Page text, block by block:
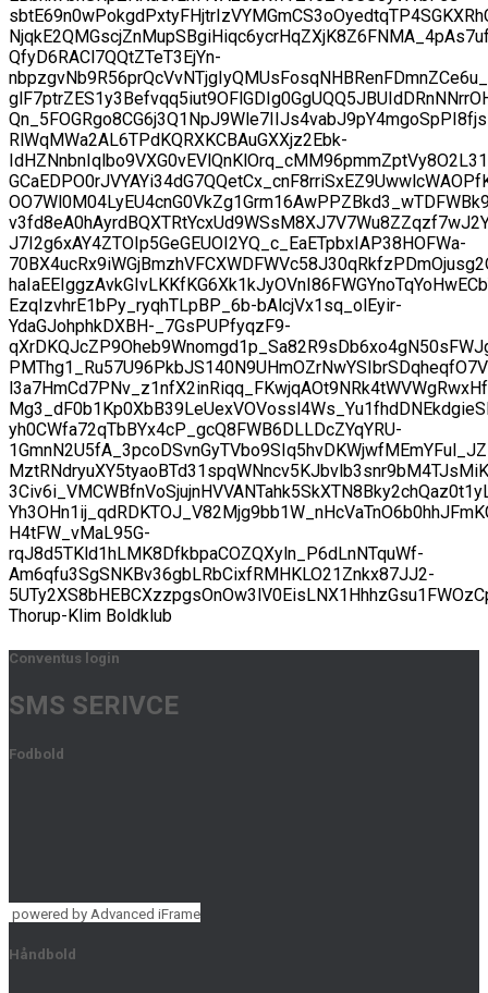
QfyD6RACl7QQtZTeT3EjYn-
RlWqMWa2AL6TPdKQRXKCBAuGXXjz2Ebk-
J7I2g6xAY4ZTOIp5GeGEUOI2YQ_c_EaETpbxIAP38HOFWa-
EzqIzvhrE1bPy_ryqhTLpBP_6b-bAlcjVx1sq_olEyir-
YdaGJohphkDXBH-_7GsPUPfyqzF9-
yh0CWfa72qTbBYx4cP_gcQ8FWB6DLLDcZYqYRU-
H4tFW_vMaL95G-
rqJ8d5TKld1hLMK8DfkbpaCOZQXyln_P6dLnNTquWf-
Am6qfu3SgSNKBv36gbLRbCixfRMHKLO21Znkx87JJ2-
Thorup-Klim Boldklub
Conventus login
SMS SERIVCE
Fodbold
powered by Advanced iFrame
Håndbold